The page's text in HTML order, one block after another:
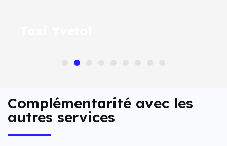
Complémentarité avec les
autres services